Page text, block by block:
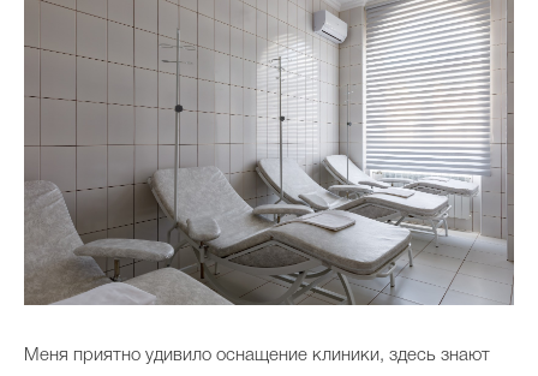
Меня приятно удивило оснащение клиники, здесь знают